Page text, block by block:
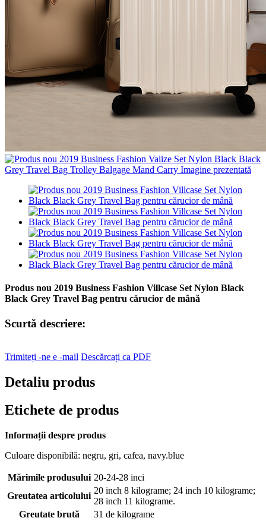
Produs nou 2019 Business Fashion Villcase Set Nylon Black
Black Grey Travel Bag pentru cărucior de mână
Scurtă descriere:
Trimiteți -ne e -mail Descărcați ca PDF
Detaliu produs
Etichete de produs
Informații despre produs
Culoare disponibilă: negru, gri, cafea, navy.blue
Mărimile produsului 20-24-28 inci
Greutatea articolului
20 inch 8 kilograme; 24 inch 10 kilograme;
28 inch 11 kilograme.
Greutate brută
31 de kilograme